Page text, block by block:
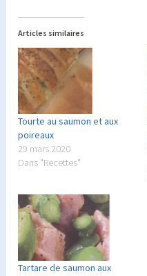
Articles similaires
Tourte au saumon et aux
poireaux
29 mars 2020
Dans "Recettes"
Tartare de saumon aux